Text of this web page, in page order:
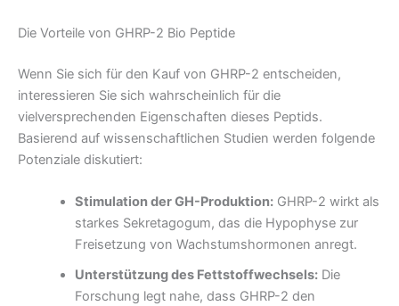
Die Vorteile von GHRP-2 Bio Peptide
Wenn Sie sich für den Kauf von GHRP-2 entscheiden,
interessieren Sie sich wahrscheinlich für die
vielversprechenden Eigenschaften dieses Peptids.
Basierend auf wissenschaftlichen Studien werden folgende
Potenziale diskutiert:
Stimulation der GH-Produktion:GHRP-2 wirkt als
starkes Sekretagogum, das die Hypophyse zur
Freisetzung von Wachstumshormonen anregt.
Unterstützung des Fettstoffwechsels:Die
Forschung legt nahe, dass GHRP-2 den